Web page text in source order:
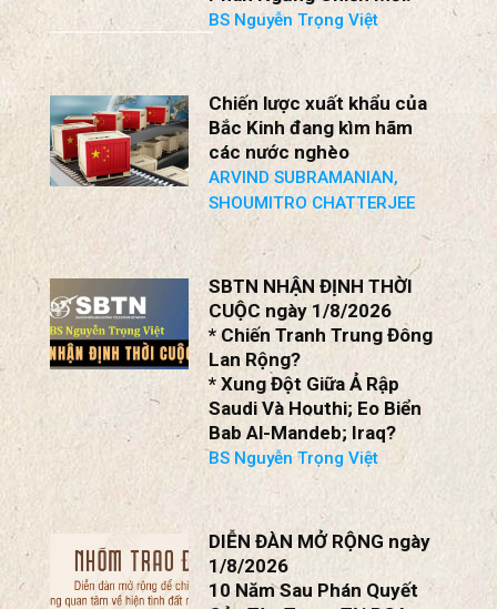
BS Nguyễn Trọng Việt
Chiến lược xuất khẩu của
Bắc Kinh đang kìm hãm
các nước nghèo
ARVIND SUBRAMANIAN,
SHOUMITRO CHATTERJEE
SBTN NHẬN ĐỊNH THỜI
CUỘC ngày 1/8/2026
* Chiến Tranh Trung Đông
Lan Rộng?
* Xung Đột Giữa Ả Rập
Saudi Và Houthi; Eo Biển
Bab Al-Mandeb; Iraq?
BS Nguyễn Trọng Việt
DIỄN ĐÀN MỞ RỘNG ngày
1/8/2026
10 Năm Sau Phán Quyết